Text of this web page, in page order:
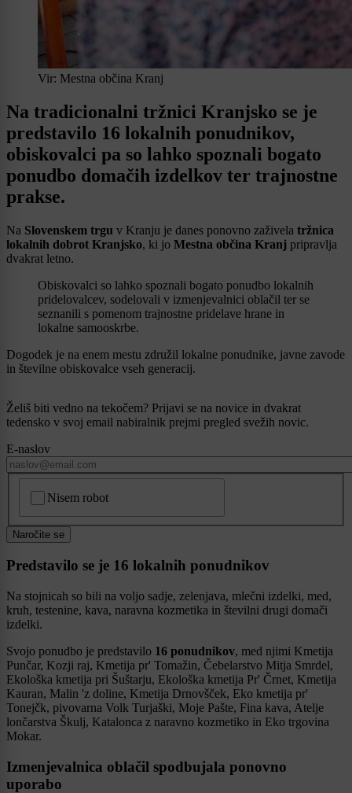
Vir: Mestna občina Kranj
Na tradicionalni tržnici Kranjsko se je
predstavilo 16 lokalnih ponudnikov,
obiskovalci pa so lahko spoznali bogato
ponudbo domačih izdelkov ter trajnostne
prakse.
Na Slovenskem trgu v Kranju je danes ponovno zaživela tržnica
lokalnih dobrot Kranjsko, ki jo Mestna občina Kranj pripravlja
dvakrat letno.
Obiskovalci so lahko spoznali bogato ponudbo lokalnih
pridelovalcev, sodelovali v izmenjevalnici oblačil ter se
seznanili s pomenom trajnostne pridelave hrane in
lokalne samooskrbe.
Dogodek je na enem mestu združil lokalne ponudnike, javne zavode
in številne obiskovalce vseh generacij.
Želiš biti vedno na tekočem? Prijavi se na novice in dvakrat
tedensko v svoj email nabiralnik prejmi pregled svežih novic.
E-naslov
Nisem robot
Naročite se
Predstavilo se je 16 lokalnih ponudnikov
Na stojnicah so bili na voljo sadje, zelenjava, mlečni izdelki, med,
kruh, testenine, kava, naravna kozmetika in številni drugi domači
izdelki.
Svojo ponudbo je predstavilo 16 ponudnikov, med njimi Kmetija
Punčar, Kozji raj, Kmetija pr' Tomažin, Čebelarstvo Mitja Smrdel,
Ekološka kmetija pri Šuštarju, Ekološka kmetija Pr' Črnet, Kmetija
Kauran, Malin 'z doline, Kmetija Drnovšček, Eko kmetija pr'
Tonejčk, pivovarna Volk Turjaški, Moje Pašte, Fina kava, Atelje
lončarstva Škulj, Katalonca z naravno kozmetiko in Eko trgovina
Mokar.
Izmenjevalnica oblačil spodbujala ponovno
uporabo